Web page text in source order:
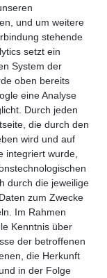
und um weitere
stehende
setzt ein
System der
oben bereits
eine Analyse
Durch jeden
die durch den
wird und auf
integriert wurde,
durch die jeweilige
zum Zwecke
Im Rahmen
Kenntnis über
der betroffenen
die Herkunft
in der Folge